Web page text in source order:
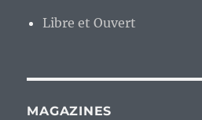
Libre et Ouvert
MAGAZINES